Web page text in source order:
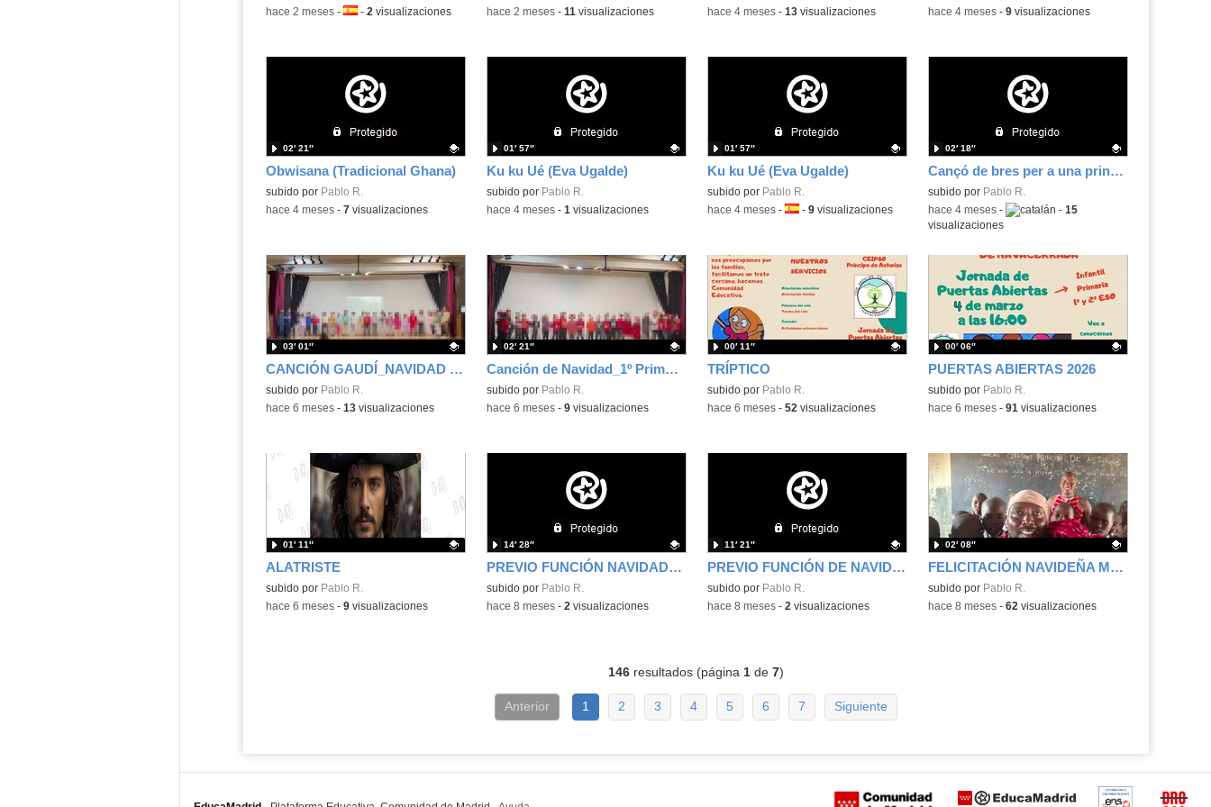
-hace 2 meses- Idioma:
- 2 visualizaciones -hace 2 meses- 11 visualizaciones -hace 4 meses- 13visualizaciones -hace 4 meses- 9visualizaciones
Obwisana (Tradicional Ghana)
Contenido educativo.
subido por Pablo R.
02′ 21″
-hace 4 meses- 7visualizaciones
Ku ku Ué (Eva Ugalde)
Contenido educativo.
subido por Pablo R.
01′ 57″
-hace 4 meses- 1 visualizaciones
Ku ku Ué (Eva Ugalde)
Contenido educativo.
subido por Pablo R.
01′ 57″
-hace 4 meses- Idioma:
- 9visualizaciones
Cançó de bres per a una princesa negra
Contenido educativo.
subido por Pablo R.
02′ 18″
-hace 4 meses- Idioma: - 15
visualizaciones
CANCIÓN GAUDÍ_NAVIDAD 2025_1º PRIMARIA
Contenido educativo.
subido por Pablo R.
03′ 01″
-hace 6 meses- 13visualizaciones
Canción de Navidad_1º Primaria Navidad 2025
Contenido educativo.
subido por Pablo R.
02′ 21″
-hace 6 meses- 9visualizaciones
TRÍPTICO
Contenido educativo.
subido por Pablo R.
00′ 11″
-hace 6 meses- 52 visualizaciones
PUERTAS ABIERTAS 2026
Contenido educativo.
subido por Pablo R.
00′ 06″
-hace 6 meses- 91 visualizaciones
ALATRISTE
Contenido educativo.
subido por Pablo R.
01′ 11″
-hace 6 meses- 9visualizaciones
PREVIO FUNCIÓN NAVIDAD PRIMARIA
Contenido educativo.
subido por Pablo R.
14′ 28″
-hace 8 meses- 2 visualizaciones
PREVIO FUNCIÓN DE NAVIDAD INFANTIL
Contenido educativo.
subido por Pablo R.
11′ 21″
-hace 8 meses- 2 visualizaciones
FELICITACIÓN NAVIDEÑA MAMA KASINDE
Contenido educativo.
subido por Pablo R.
02′ 08″
-hace 8 meses- 62 visualizaciones
146resultados (página 1de 7)
Anterior 1 2 3 4 5 6 7 Siguiente